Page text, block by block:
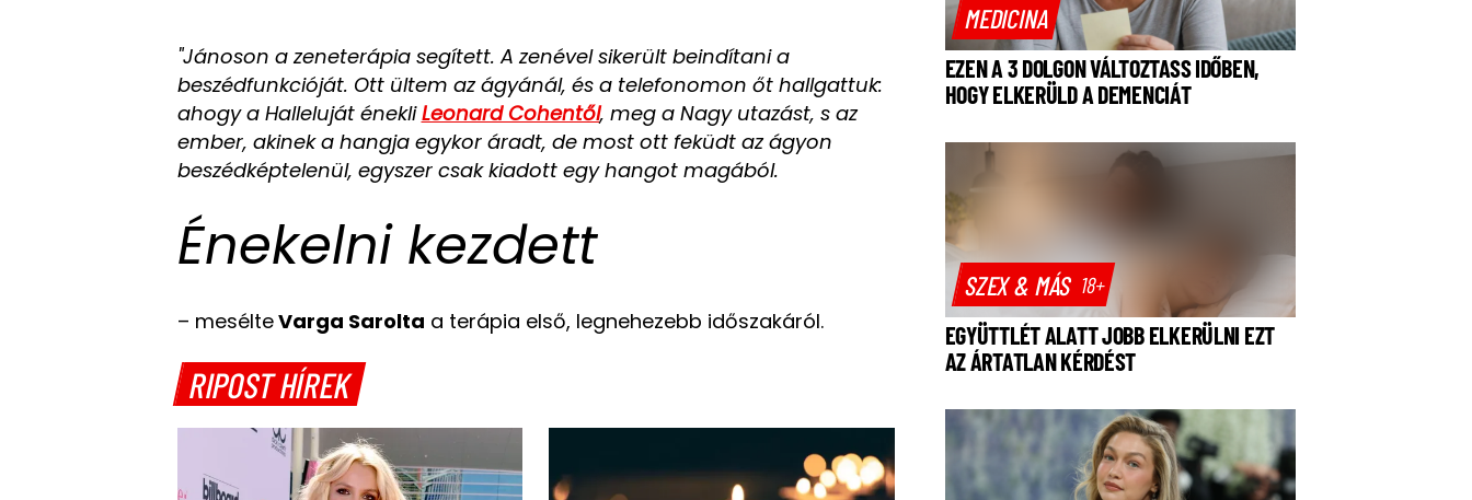
"Jánoson a zeneterápia segített. A zenével sikerült beindítani a
beszédfunkcióját. Ott ültem az ágyánál, és a telefonomon őt hallgattuk:
ahogy a Halleluját énekliLeonard Cohentől, meg a Nagy utazást, s az
ember, akinek a hangja egykor áradt, de most ott feküdt az ágyon
beszédképtelenül, egyszer csak kiadott egy hangot magából.
Énekelni kezdett
– mesélteVarga Sarolta a terápia első, legnehezebb időszakáról.
RIPOST HÍREK
MEDICINA
EZEN A 3 DOLGON VÁLTOZTASS IDŐBEN,
HOGY ELKERÜLD A DEMENCIÁT
SZEX & MÁS 18+
EGYÜTTLÉT ALATT JOBB ELKERÜLNI EZT
AZ ÁRTATLAN KÉRDÉST